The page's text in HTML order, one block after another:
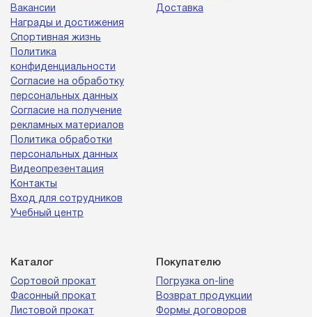
Вакансии
Награды и достижения
Спортивная жизнь
Политика
конфиденциальности
Согласие на обработку
персональных данных
Согласие на получение
рекламных материалов
Политика обработки
персональных данных
Видеопрезентация
Контакты
Вход для сотрудников
Учебный центр
Доставка
Каталог
Сортовой прокат
Фасонный прокат
Листовой прокат
Покупателю
Погрузка on-line
Возврат продукции
Формы договоров